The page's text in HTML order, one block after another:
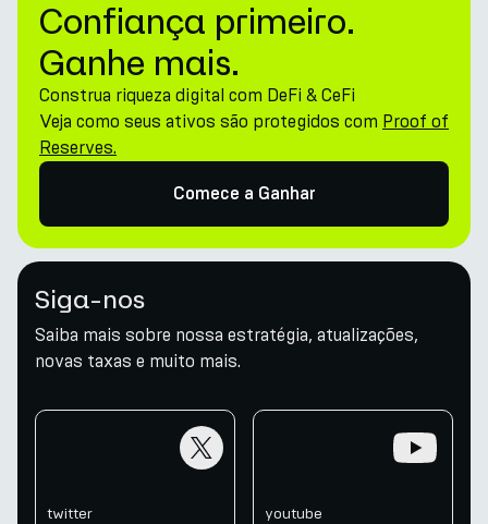
Confiança primeiro.
Ganhe mais.
Construa riqueza digital com DeFi & CeFi
Veja como seus ativos são protegidos com Proof of
Reserves.
Comece a Ganhar
Siga-nos
Saiba mais sobre nossa estratégia, atualizações,
novas taxas e muito mais.
twitter youtube